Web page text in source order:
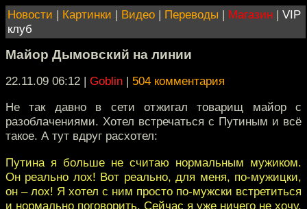
Новости | Картинки | Видео | Переводы | Магазин | VIP
клуб
Майор Дымовский на линии
22.11.09 06:12 | Goblin | 504 комментария
Не так давно в сети отжигал товарищ майор с
разоблачениями. Хотел встречаться с Путиным и всё
такое. А тут вдруг расхотел:
Путина я больше не считаю нормальным мужиком.
Он реально лох! Вот реально, для меня, по-мужицки,
он – лох! Я хотел с ним просто по-мужски встретиться
и нормально поговорить. Сейчас я уже ничего не хочу.